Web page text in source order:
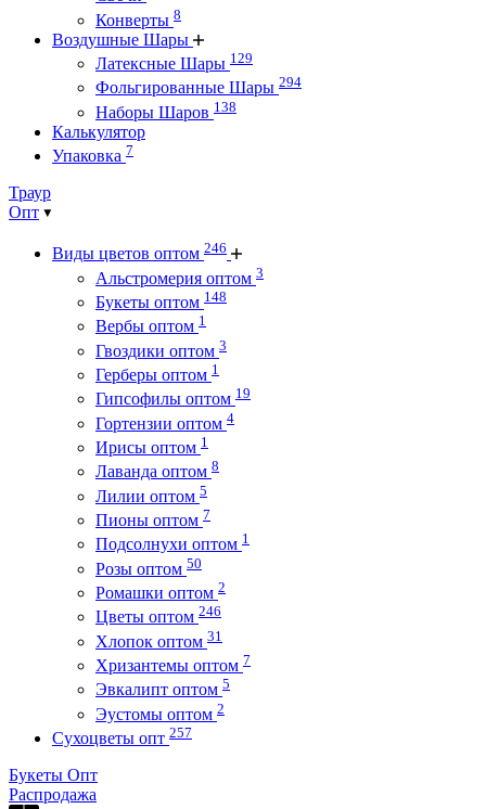
Конверты 8
Воздушные Шары
Латексные Шары 129
Фольгированные Шары 294
Наборы Шаров 138
Калькулятор
Упаковка 7
Траур
Опт
Виды цветов оптом 246
Альстромерия оптом 3
Букеты оптом 148
Вербы оптом 1
Гвоздики оптом 3
Герберы оптом 1
Гипсофилы оптом 19
Гортензии оптом 4
Ирисы оптом 1
Лаванда оптом 8
Лилии оптом 5
Пионы оптом 7
Подсолнухи оптом 1
Розы оптом 50
Ромашки оптом 2
Цветы оптом 246
Хлопок оптом 31
Хризантемы оптом 7
Эвкалипт оптом 5
Эустомы оптом 2
Сухоцветы опт 257
Букеты Опт
Распродажа